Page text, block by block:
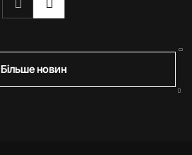
Більше новин